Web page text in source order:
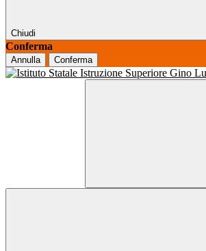
Chiudi
Conferma
Annulla Conferma